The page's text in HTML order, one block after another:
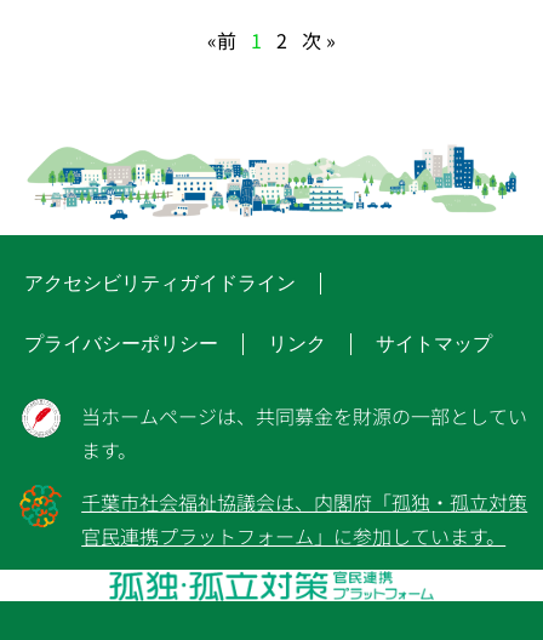
«前 1 2 次 »
アクセシビリティガイドライン
プライバシーポリシー リンク サイトマップ
当ホームページは、共同募金を財源の一部としてい
ます。
千葉市社会福祉協議会は、内閣府「孤独・孤立対策
官民連携プラットフォーム」に参加しています。